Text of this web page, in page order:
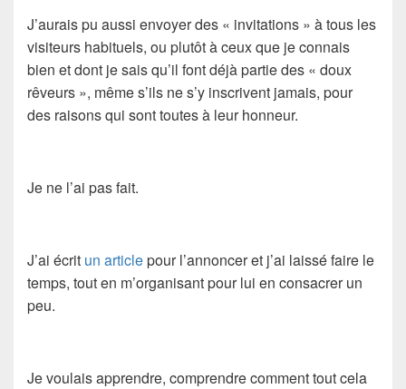
J’aurais pu aussi envoyer des « invitations » à tous les
visiteurs habituels, ou plutôt à ceux que je connais
bien et dont je sais qu’il font déjà partie des « doux
rêveurs », même s’ils ne s’y inscrivent jamais, pour
des raisons qui sont toutes à leur honneur.
Je ne l’ai pas fait.
J’ai écrit un articlepour l’annoncer et j’ai laissé faire le
temps, tout en m’organisant pour lui en consacrer un
peu.
Je voulais apprendre, comprendre comment tout cela